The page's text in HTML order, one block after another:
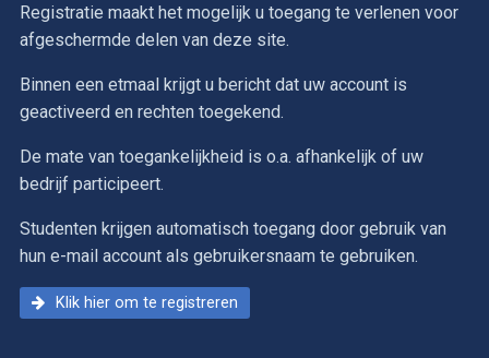
Registratie maakt het mogelijk u toegang te verlenen voor
afgeschermde delen van deze site.
Binnen een etmaal krijgt u bericht dat uw account is
geactiveerd en rechten toegekend.
De mate van toegankelijkheid is o.a. afhankelijk of uw
bedrijf participeert.
Studenten krijgen automatisch toegang door gebruik van
hun e-mail account als gebruikersnaam te gebruiken.
Klik hier om te registreren